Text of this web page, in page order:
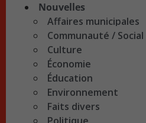
Nouvelles
Affaires municipales
Communauté / Social
Culture
Économie
Éducation
Environnement
Faits divers